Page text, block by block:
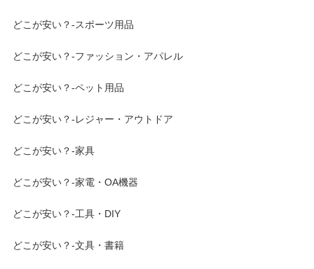
どこが安い？-スポーツ用品
どこが安い？-ファッション・アパレル
どこが安い？-ペット用品
どこが安い？-レジャー・アウトドア
どこが安い？-家具
どこが安い？-家電・OA機器
どこが安い？-工具・DIY
どこが安い？-文具・書籍